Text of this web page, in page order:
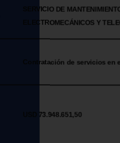
SERVICIO DE
ELECTROMECÁNICOS Y
Contratación de servicios en
USD 73.948.651,50